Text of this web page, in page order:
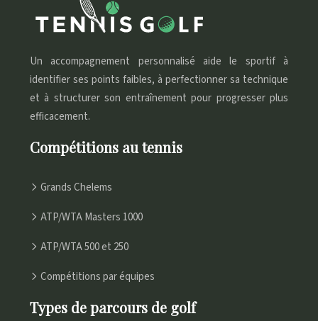
Un accompagnement personnalisé aide le sportif à
identifier ses points faibles, à perfectionner sa technique
et à structurer son entraînement pour progresser plus
efficacement.
Compétitions au tennis
Grands Chelems
ATP/WTA Masters 1000
ATP/WTA 500 et 250
Compétitions par équipes
Types de parcours de golf